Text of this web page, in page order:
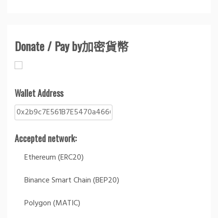
Donate / Pay by加密貨幣
Wallet Address
Accepted network:
Ethereum (ERC20)
Binance Smart Chain (BEP20)
Polygon (MATIC)